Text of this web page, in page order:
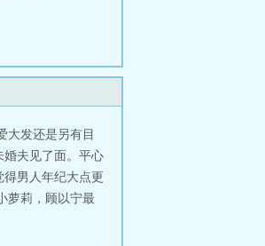
大发还是另有目
婚夫见了面。平心
男人年纪大点更
萝莉，顾以宁最